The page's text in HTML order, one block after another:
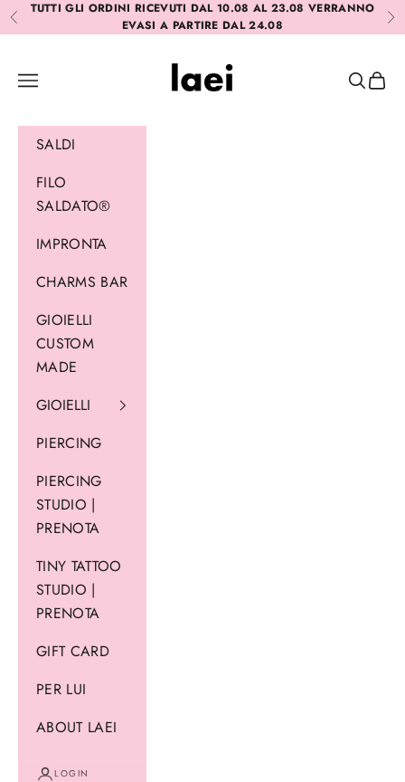
Vai al contenuto
Precedente
TUTTI GLI ORDINI RICEVUTI DAL 10.08 AL 23.08 VERRANNO
EVASI A PARTIRE DAL 24.08
Laei
Menù
Cerca
SALDI
FILO
SALDATO®
IMPRONTA
CHARMS BAR
GIOIELLI
CUSTOM
MADE
GIOIELLI
PIERCING
PIERCING
STUDIO |
PRENOTA
TINY TATTOO
STUDIO |
PRENOTA
GIFT CARD
PER LUI
ABOUT LAEI
LOGIN